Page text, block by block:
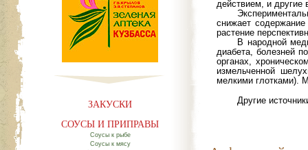
действием, и другие
снижает
растение
В народной
диабета, болезней
органах,
измельченной
мелкими глотками).
Другие
ЗАКУСКИ
СОУСЫ И ПРИПРАВЫ
Соусы к рыбе
Соусы к мясу